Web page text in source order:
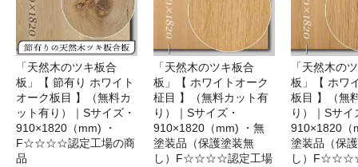
「天然木のツキ板合
板」【 節有り ホワイト
オーク板目 】（無料カ
ット有り）｜Sサイズ・
910×1820（mm) ・
F☆☆☆☆認定工場の商
品
「天然木のツキ板合
板」【 ホワイトオーク
柾目 】（無料カット有
り）｜Sサイズ・
910×1820（mm) ・無
塗装品（保護塗装無
し）F☆☆☆☆認定工場
「天然木の
板」【 ホワ
板目 】（無
り）｜Sサイ
910×1820（
塗装品（保
し）